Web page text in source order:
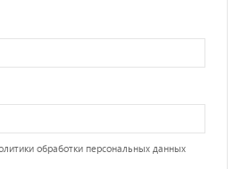
обработки персональных данных